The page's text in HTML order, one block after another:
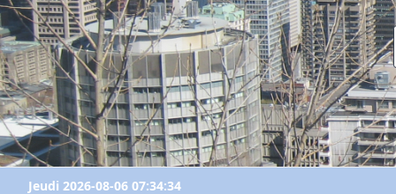
Jeudi 2026-08-06 07:34:34